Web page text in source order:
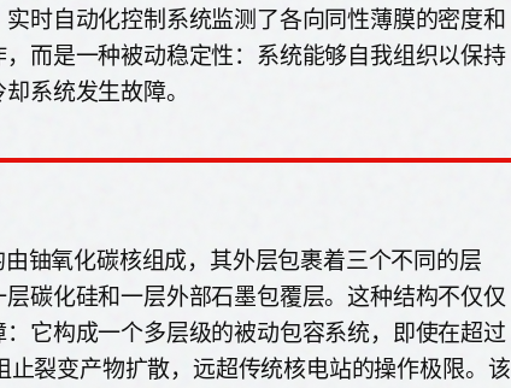
时自动化控制系统监测了各向同性薄膜的密度和
而是一种被动稳定性：系统能够自我组织以保持
系统发生故障。
铀氧化碳核组成，其外层包裹着三个不同的层
碳化硅和一层外部石墨包覆层。这种结构不仅仅
它构成一个多层级的被动包容系统，即使在超过
止裂变产物扩散，远超传统核电站的操作极限。该